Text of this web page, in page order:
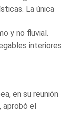
La única
y no fluvial.
interiores
en su reunión
aprobó el